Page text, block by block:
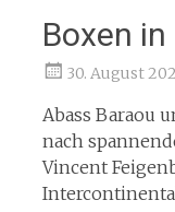
Boxen in
30. August
Abass Baraou
nach
Vincent